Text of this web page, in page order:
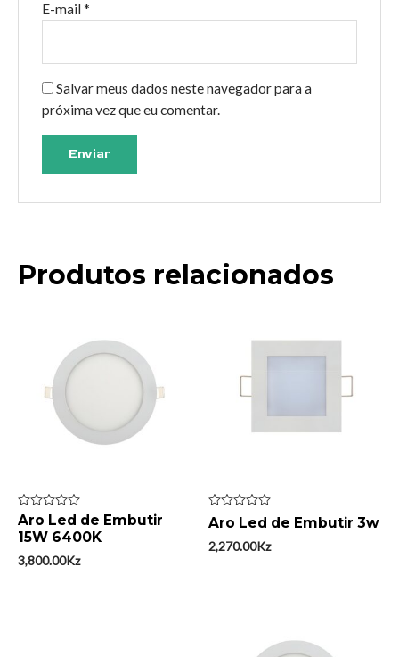
E-mail *
Salvar meus dados neste navegador para a
próxima vez que eu comentar.
Produtos relacionados
Avaliação
0
de
Aro Led de Embutir
15W 6400K
3,800.00Kz
Avaliação
0
de
5
Aro Led de Embutir 3w
2,270.00Kz